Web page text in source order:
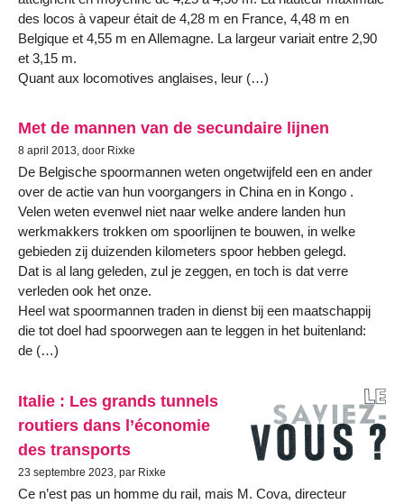
des locos à vapeur était de 4,28 m en France, 4,48 m en
Belgique et 4,55 m en Allemagne. La largeur variait entre 2,90
et 3,15 m.
Quant aux locomotives anglaises, leur (…)
Met de mannen van de secundaire lijnen
8 april 2013, door Rixke
De Belgische spoormannen weten ongetwijfeld een en ander
over de actie van hun voorgangers in China en in Kongo .
Velen weten evenwel niet naar welke andere landen hun
werkmakkers trokken om spoorlijnen te bouwen, in welke
gebieden zij duizenden kilometers spoor hebben gelegd.
Dat is al lang geleden, zul je zeggen, en toch is dat verre
verleden ook het onze.
Heel wat spoormannen traden in dienst bij een maatschappij
die tot doel had spoorwegen aan te leggen in het buitenland:
de (…)
Italie : Les grands tunnels
routiers dans l’économie
des transports
23 septembre 2023, par Rixke
Ce n’est pas un homme du rail, mais M. Cova, directeur